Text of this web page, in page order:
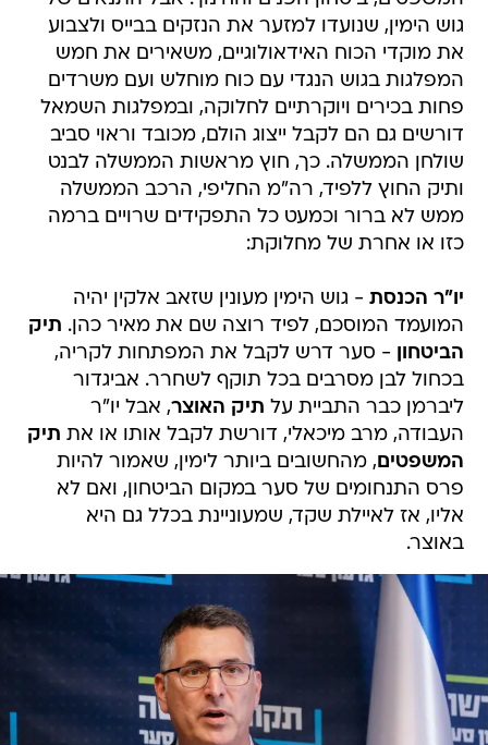
גוש הימין, שנועדו למזער את הנזקים בבייס ולצבוע
את מוקדי הכוח האידאולוגיים, משאירים את חמש
המפלגות בגוש הנגדי עם כוח מוחלש ועם משרדים
פחות בכירים ויוקרתיים לחלוקה, ובמפלגות השמאל
דורשים גם הם לקבל ייצוג הולם, מכובד וראוי סביב
שולחן הממשלה. כך, חוץ מראשות הממשלה לבנט
ותיק החוץ ללפיד, רה"מ החליפי, הרכב הממשלה
ממש לא ברור וכמעט כל התפקידים שרויים ברמה
כזו או אחרת של מחלוקת:
יו"ר הכנסת - גוש הימין מעונין שזאב אלקין יהיה
המועמד המוסכם, לפיד רוצה שם את מאיר כהן. תיק
הביטחון - סער דרש לקבל את המפתחות לקריה,
בכחול לבן מסרבים בכל תוקף לשחרר. אביגדור
ליברמן כבר התביית על תיק האוצר, אבל יו"ר
העבודה, מרב מיכאלי, דורשת לקבל אותו או את תיק
המשפטים, מהחשובים ביותר לימין, שאמור להיות
פרס התנחומים של סער במקום הביטחון, ואם לא
אליו, אז לאיילת שקד, שמעוניינת בכלל גם היא
באוצר.